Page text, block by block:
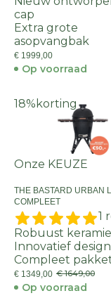
cap
Extra grote
asopvangbak
€ 1999,00
Op voorraad
18% korting
Onze KEUZE
THE BASTARD URBAN
COMPLEET
1
Robuust
Innovatief design
Compleet
€ 1349,00 € 1649,00
Op voorraad